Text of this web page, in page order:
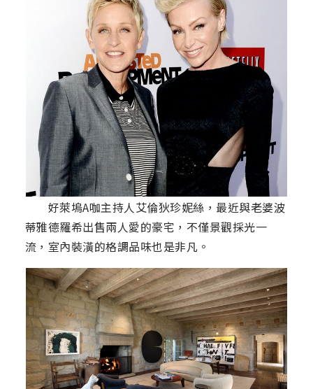
好萊塢A咖主持人艾倫狄珍妮絲，最近與老婆波
蒂雅德羅希出售兩人愛的豪宅，不僅景觀採光一
流，室內裝潢的格調品味也是非凡。